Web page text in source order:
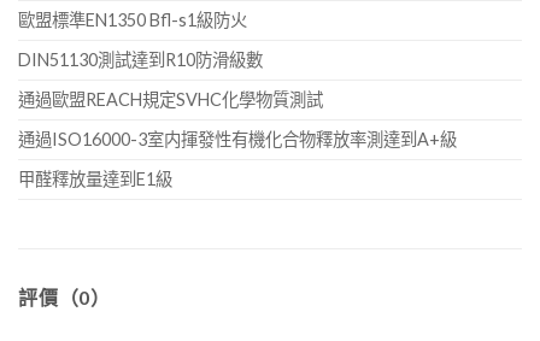
歐盟標準EN1350 Bfl-s1級防火
DIN51130測試達到R10防滑級數
通過歐盟REACH規定SVHC化學物質測試
通過ISO16000-3室内揮發性有機化合物釋放率測達到A+級
甲醛釋放量達到E1級
評價（0）